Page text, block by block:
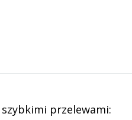
przelewami: